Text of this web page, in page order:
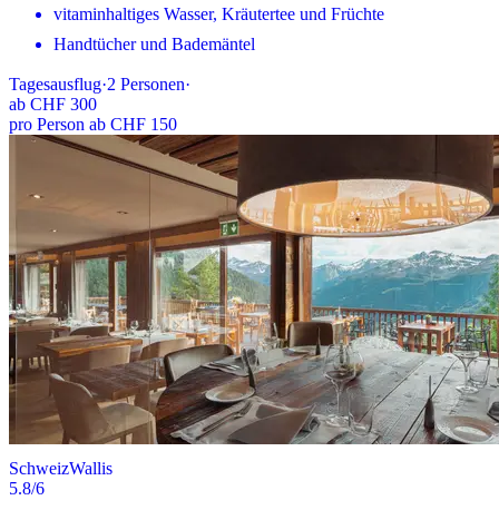
vitaminhaltiges Wasser, Kräutertee und Früchte
Handtücher und Bademäntel
Tagesausflug·2 Personen·
ab CHF 300
pro Person ab CHF 150
SchweizWallis
5.8/6